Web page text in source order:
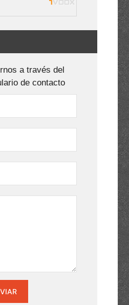
a través del
de contacto